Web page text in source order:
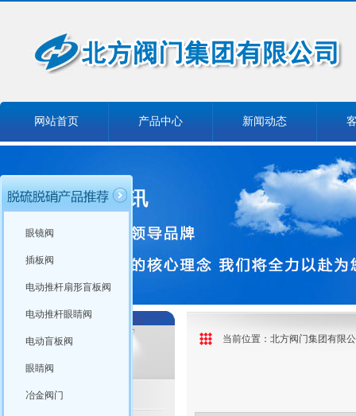
网站首页 产品中心 新闻动态
脱硫脱硝产品推荐
当前位置： 北方阀门集团有限
眼镜阀
插板阀
电动推杆扇形盲板阀
电动推杆眼睛阀
电动盲板阀
眼睛阀
冶金阀门